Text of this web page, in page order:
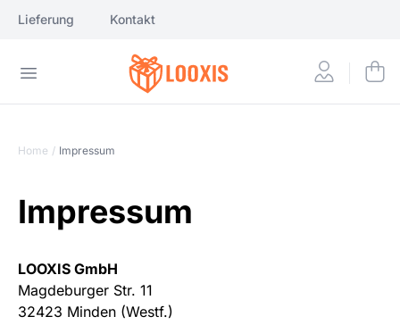
Lieferung Kontakt
Home / Impressum
Impressum
LOOXIS GmbH
Magdeburger Str. 11
32423 Minden (Westf.)